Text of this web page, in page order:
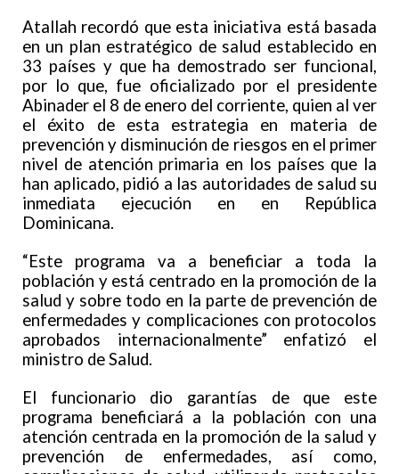
Atallah recordó que esta iniciativa está basada
en un plan estratégico de salud establecido en
33 países y que ha demostrado ser funcional,
por lo que, fue oficializado por el presidente
Abinader el 8 de enero del corriente, quien al ver
el éxito de esta estrategia en materia de
prevención y disminución de riesgos en el primer
nivel de atención primaria en los países que la
han aplicado, pidió a las autoridades de salud su
inmediata ejecución en en República
Dominicana.
“Este programa va a beneficiar a toda la
población y está centrado en la promoción de la
salud y sobre todo en la parte de prevención de
enfermedades y complicaciones con protocolos
aprobados internacionalmente” enfatizó el
ministro de Salud.
El funcionario dio garantías de que este
programa beneficiará a la población con una
atención centrada en la promoción de la salud y
prevención de enfermedades, así como,